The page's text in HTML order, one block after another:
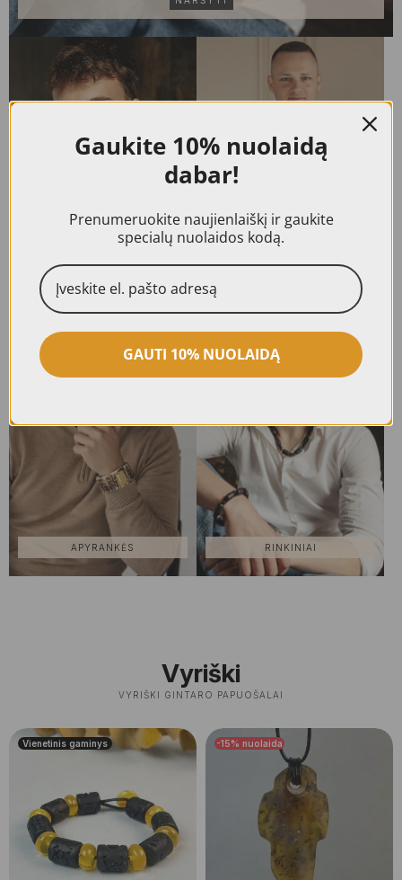
VĖRINIAI IR KAROLIAI
APYRANKĖS RINKINIAI
Vyriški
VYRIŠKI GINTARO PAPUOŠALAI
Vienetinis gaminys -15% nuolaida
Gaukite 10% nuolaidą
dabar!
Prenumeruokite naujienlaiškį ir gaukite
specialų nuolaidos kodą.
GAUTI 10% NUOLAIDĄ